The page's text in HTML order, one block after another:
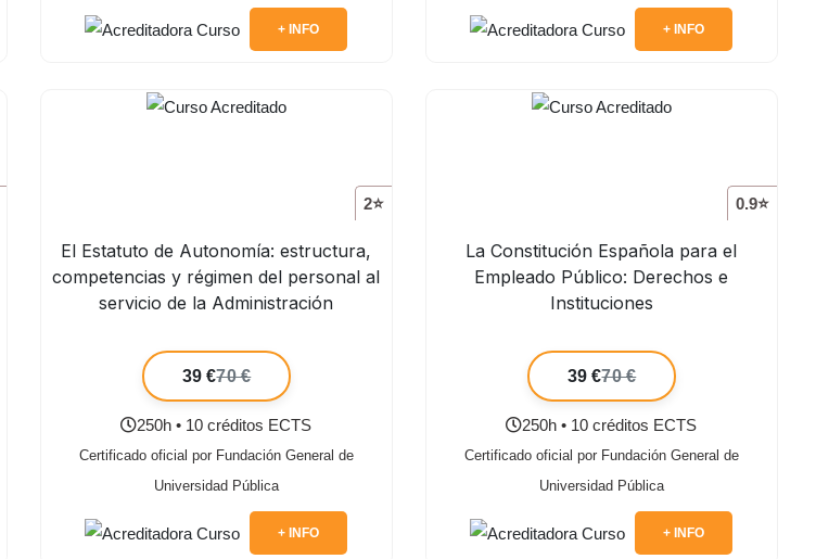
+ INFO + INFO
2⭐
El Estatuto de Autonomía: estructura,
competencias y régimen del personal al
servicio de la Administración
39 €70 €
250h • 10 créditos ECTS
Certificado oficial por Fundación General de
Universidad Pública
+ INFO
0.9⭐
La Constitución Española para el
Empleado Público: Derechos e
Instituciones
39 €70 €
250h • 10 créditos ECTS
Certificado oficial por Fundación General de
Universidad Pública
+ INFO